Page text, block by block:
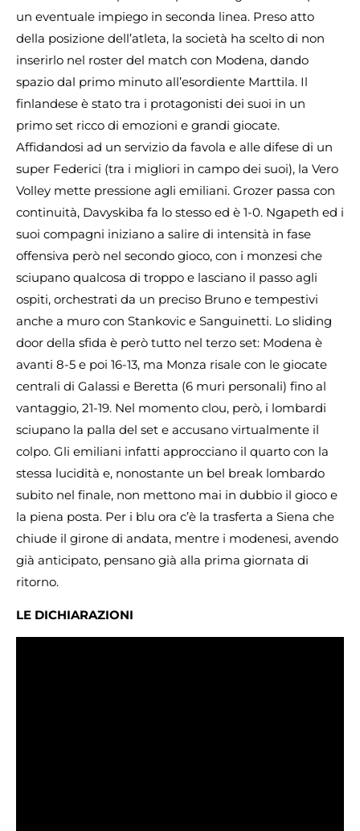
un eventuale impiego in seconda linea. Preso atto
della posizione dell’atleta, la società ha scelto di non
inserirlo nel roster del match con Modena, dando
spazio dal primo minuto all’esordiente Marttila. Il
finlandese è stato tra i protagonisti dei suoi in un
primo set ricco di emozioni e grandi giocate.
Affidandosi ad un servizio da favola e alle difese di un
super Federici (tra i migliori in campo dei suoi), la Vero
Volley mette pressione agli emiliani. Grozer passa con
continuità, Davyskiba fa lo stesso ed è 1-0. Ngapeth ed i
suoi compagni iniziano a salire di intensità in fase
offensiva però nel secondo gioco, con i monzesi che
sciupano qualcosa di troppo e lasciano il passo agli
ospiti, orchestrati da un preciso Bruno e tempestivi
anche a muro con Stankovic e Sanguinetti. Lo sliding
door della sfida è però tutto nel terzo set: Modena è
avanti 8-5 e poi 16-13, ma Monza risale con le giocate
centrali di Galassi e Beretta (6 muri personali) fino al
vantaggio, 21-19. Nel momento clou, però, i lombardi
sciupano la palla del set e accusano virtualmente il
colpo. Gli emiliani infatti approcciano il quarto con la
stessa lucidità e, nonostante un bel break lombardo
subito nel finale, non mettono mai in dubbio il gioco e
la piena posta. Per i blu ora c’è la trasferta a Siena che
chiude il girone di andata, mentre i modenesi, avendo
già anticipato, pensano già alla prima giornata di
ritorno.
LE DICHIARAZIONI